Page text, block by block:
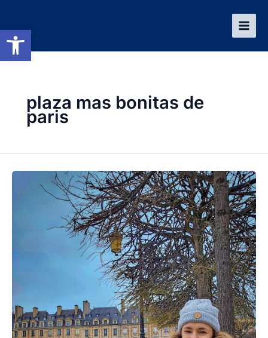
Abrir barra de herramientas
contenido
plaza mas bonitas de
paris